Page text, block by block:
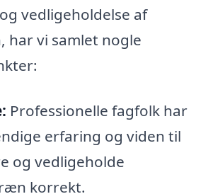
vedligeholdelse af
har vi samlet nogle
Professionelle fagfolk har
erfaring og viden til
og vedligeholde
korrekt.